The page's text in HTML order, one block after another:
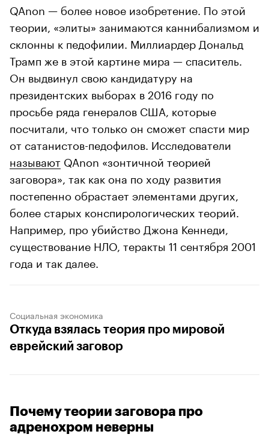
QAnon — более новое изобретение. По этой
теории, «элиты» занимаются каннибализмом и
склонны к педофилии. Миллиардер Дональд
Трамп же в этой картине мира — спаситель.
Он выдвинул свою кандидатуру на
президентских выборах в 2016 году по
просьбе ряда генералов США, которые
посчитали, что только он сможет спасти мир
от сатанистов-педофилов. Исследователи
называют QAnon «зонтичной теорией
заговора», так как она по ходу развития
постепенно обрастает элементами других,
более старых конспирологических теорий.
Например, про убийство Джона Кеннеди,
существование НЛО, теракты 11 сентября 2001
года и так далее.
Социальная экономика
Откуда взялась теория про мировой
еврейский заговор
Почему теории заговора про
адренохром неверны